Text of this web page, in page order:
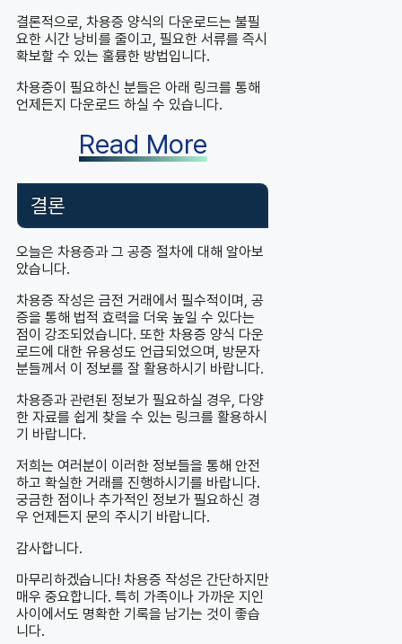
결론적으로, 차용증 양식의 다운로드는 불필
요한 시간 낭비를 줄이고, 필요한 서류를 즉시
확보할 수 있는 훌륭한 방법입니다.
차용증이 필요하신 분들은 아래 링크를 통해
언제든지 다운로드 하실 수 있습니다.
Read More
결론
오늘은 차용증과 그 공증 절차에 대해 알아보
았습니다.
차용증 작성은 금전 거래에서 필수적이며, 공
증을 통해 법적 효력을 더욱 높일 수 있다는
점이 강조되었습니다. 또한 차용증 양식 다운
로드에 대한 유용성도 언급되었으며, 방문자
분들께서 이 정보를 잘 활용하시기 바랍니다.
차용증과 관련된 정보가 필요하실 경우, 다양
한 자료를 쉽게 찾을 수 있는 링크를 활용하시
기 바랍니다.
저희는 여러분이 이러한 정보들을 통해 안전
하고 확실한 거래를 진행하시기를 바랍니다.
궁금한 점이나 추가적인 정보가 필요하신 경
우 언제든지 문의 주시기 바랍니다.
감사합니다.
마무리하겠습니다! 차용증 작성은 간단하지만
매우 중요합니다. 특히 가족이나 가까운 지인
사이에서도 명확한 기록을 남기는 것이 좋습
니다.